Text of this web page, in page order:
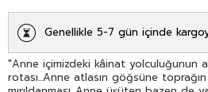
Genellikle 5-7 gün içinde
"Anne içimizdeki kâinat yolculuğunun
rotası...Anne atlasın göğsüne